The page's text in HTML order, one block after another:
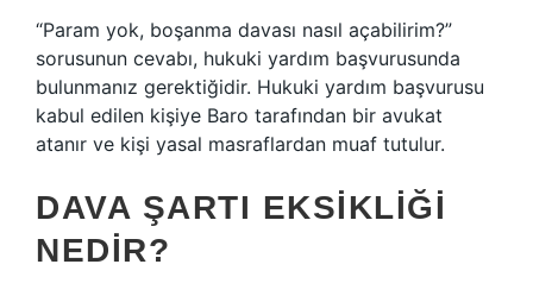
“Param yok, boşanma davası nasıl açabilirim?”
sorusunun cevabı, hukuki yardım başvurusunda
bulunmanız gerektiğidir. Hukuki yardım başvurusu
kabul edilen kişiye Baro tarafından bir avukat
atanır ve kişi yasal masraflardan muaf tutulur.
DAVA ŞARTI EKSIKLIĞI
NEDIR?